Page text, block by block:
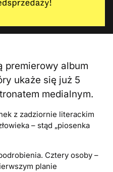
premierowy album
ukaże się już 5
medialnym.
z zadziornie literackim
– stąd „piosenka
Cztery osoby –
planie